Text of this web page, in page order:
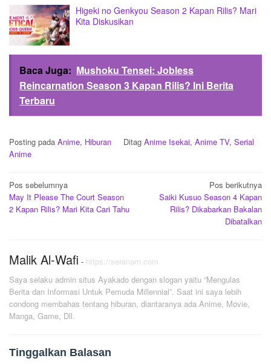
Higeki no Genkyou Season 2 Kapan Rilis? Mari
Kita Diskusikan
Baca Juga: Mushoku Tensei: Jobless
Reincarnation Season 3 Kapan Rilis? Ini Berita
Terbaru
Posting pada Anime, Hiburan Ditag Anime Isekai, Anime TV, Serial
Anime
Navigasi
pos
Pos sebelumnya
May It Please The Court Season
2 Kapan Rilis? Mari Kita Cari Tahu
Pos berikutnya
Saiki Kusuo Season 4 Kapan
Rilis? Dikabarkan Bakalan
Dibatalkan
Malik Al-Wafi - https://seranam.com
Saya selaku admin situs Ayakado dengan slogan yaitu “Mengulas
Berita dan Informasi Untuk Pemuda Millennial”. Saat ini saya lebih
condong membahas tentang hiburan, diantaranya ada Anime, Movie,
Manga, Game, Dll.
Tinggalkan Balasan